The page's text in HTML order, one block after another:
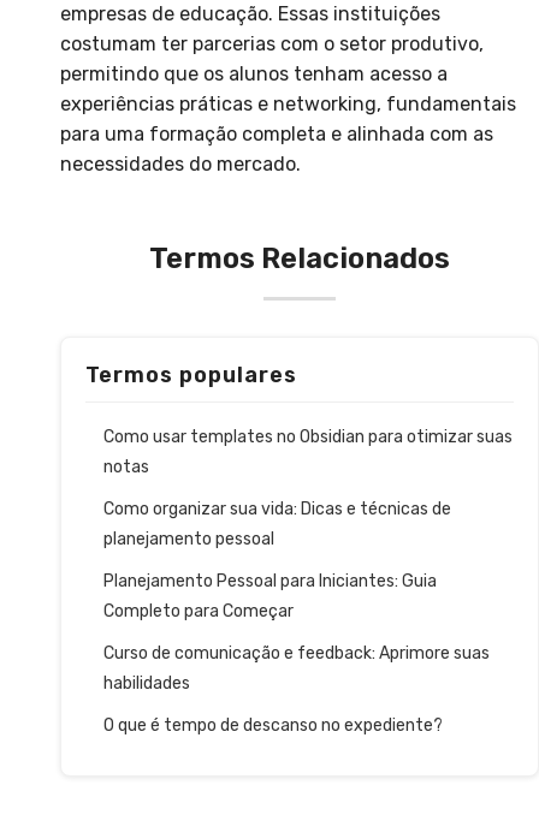
empresas de educação. Essas instituições
costumam ter parcerias com o setor produtivo,
permitindo que os alunos tenham acesso a
experiências práticas e networking, fundamentais
para uma formação completa e alinhada com as
necessidades do mercado.
Termos Relacionados
Termos populares
Como usar templates no Obsidian para otimizar suas
notas
Como organizar sua vida: Dicas e técnicas de
planejamento pessoal
Planejamento Pessoal para Iniciantes: Guia
Completo para Começar
Curso de comunicação e feedback: Aprimore suas
habilidades
O que é tempo de descanso no expediente?